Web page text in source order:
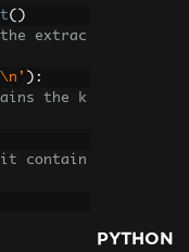
()
extrac
):
the k
contain
PYTHON